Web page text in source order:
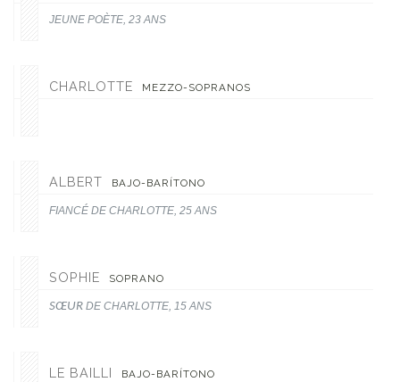
JEUNE POÈTE, 23 ANS
CHARLOTTE MEZZO-SOPRANOS
ALBERT BAJO-BARÍTONO
FIANCÉ DE CHARLOTTE, 25 ANS
SOPHIE SOPRANO
SŒUR DE CHARLOTTE, 15 ANS
LE BAILLI BAJO-BARÍTONO